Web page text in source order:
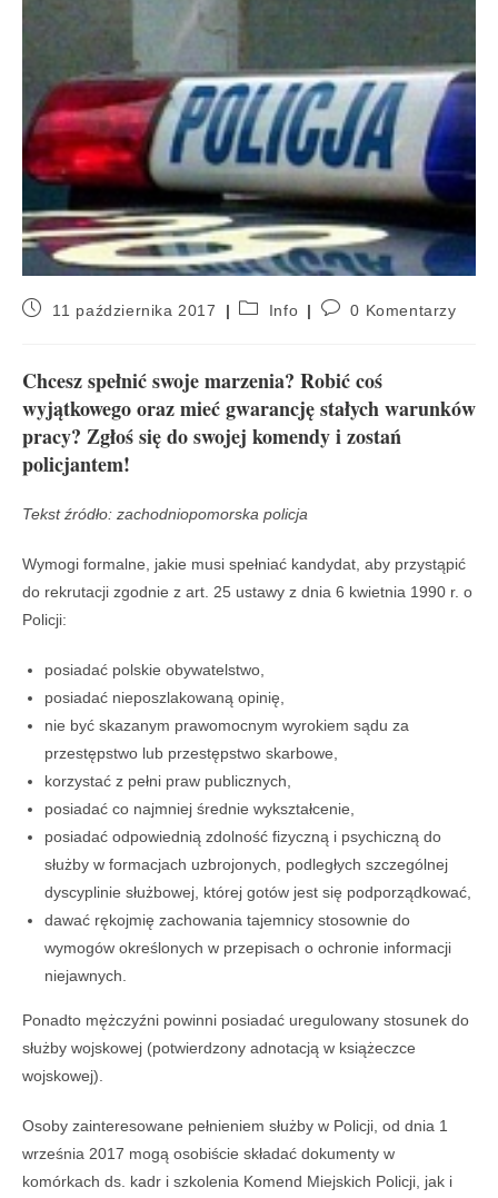
11 października 2017 Info 0 Komentarzy
Chcesz spełnić swoje marzenia? Robić coś
wyjątkowego oraz mieć gwarancję stałych warunków
pracy? Zgłoś się do swojej komendy i zostań
policjantem!
Tekst źródło: zachodniopomorska policja
Wymogi formalne, jakie musi spełniać kandydat, aby przystąpić
do rekrutacji zgodnie z art. 25 ustawy z dnia 6 kwietnia 1990 r. o
Policji:
posiadać polskie obywatelstwo,
posiadać nieposzlakowaną opinię,
nie być skazanym prawomocnym wyrokiem sądu za
przestępstwo lub przestępstwo skarbowe,
korzystać z pełni praw publicznych,
posiadać co najmniej średnie wykształcenie,
posiadać odpowiednią zdolność fizyczną i psychiczną do
służby w formacjach uzbrojonych, podległych szczególnej
dyscyplinie służbowej, której gotów jest się podporządkować,
dawać rękojmię zachowania tajemnicy stosownie do
wymogów określonych w przepisach o ochronie informacji
niejawnych.
Ponadto mężczyźni powinni posiadać uregulowany stosunek do
służby wojskowej (potwierdzony adnotacją w książeczce
wojskowej).
Osoby zainteresowane pełnieniem służby w Policji, od dnia 1
września 2017 mogą osobiście składać dokumenty w
komórkach ds. kadr i szkolenia Komend Miejskich Policji, jak i